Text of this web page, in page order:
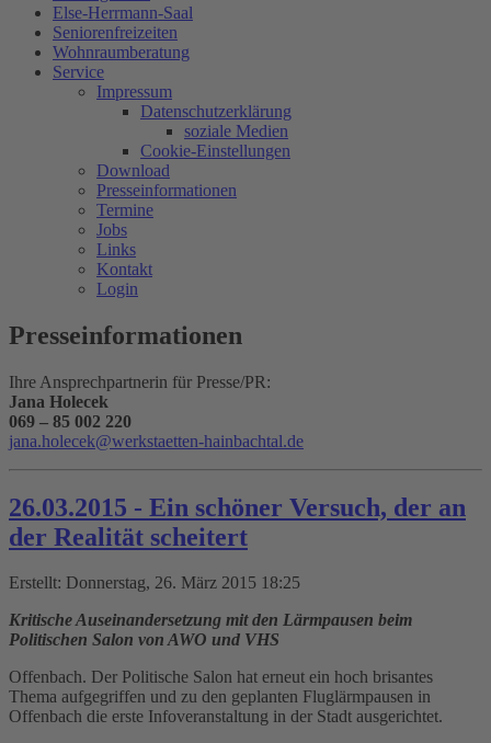
Else-Herrmann-Saal
Seniorenfreizeiten
Wohnraumberatung
Service
Impressum
Datenschutzerklärung
soziale Medien
Cookie-Einstellungen
Download
Presseinformationen
Termine
Jobs
Links
Kontakt
Login
Presseinformationen
Ihre Ansprechpartnerin für Presse/PR:
Jana Holecek
069 – 85 002 220
26.03.2015 - Ein schöner Versuch, der an
der Realität scheitert
Erstellt: Donnerstag, 26. März 2015 18:25
Kritische Auseinandersetzung mit den Lärmpausen beim
Politischen Salon von AWO und VHS
Offenbach. Der Politische Salon hat erneut ein hoch brisantes
Thema aufgegriffen und zu den geplanten Fluglärmpausen in
Offenbach die erste Infoveranstaltung in der Stadt ausgerichtet.